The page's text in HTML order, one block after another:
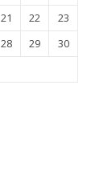
21 22
23
28 29
30